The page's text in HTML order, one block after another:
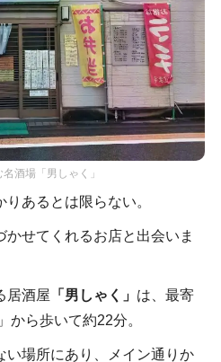
酒場「男しゃく」
あるとは限らない。
せてくれるお店と出会いま
居酒屋 「男しゃく」 は、最寄
から歩いて約22分。
い場所にあり、メイン通りか